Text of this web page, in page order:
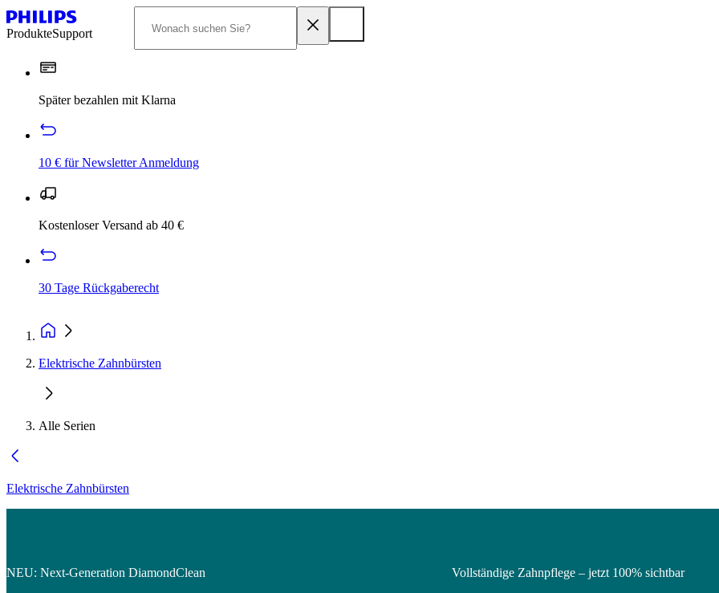
ProdukteSupport
Später bezahlen mit Klarna
10 € für Newsletter Anmeldung
Kostenloser Versand ab 40 €
30 Tage Rückgaberecht
Elektrische Zahnbürsten
Alle Serien
Elektrische Zahnbürsten
NEU: Next-Generation DiamondClean Vollständige Zahnpflege – jetzt 100% sichtbar